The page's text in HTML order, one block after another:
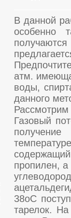
В данной
особенно
атм.
воды,
данного
Газовый
пропилен,
38оС
тарелок.